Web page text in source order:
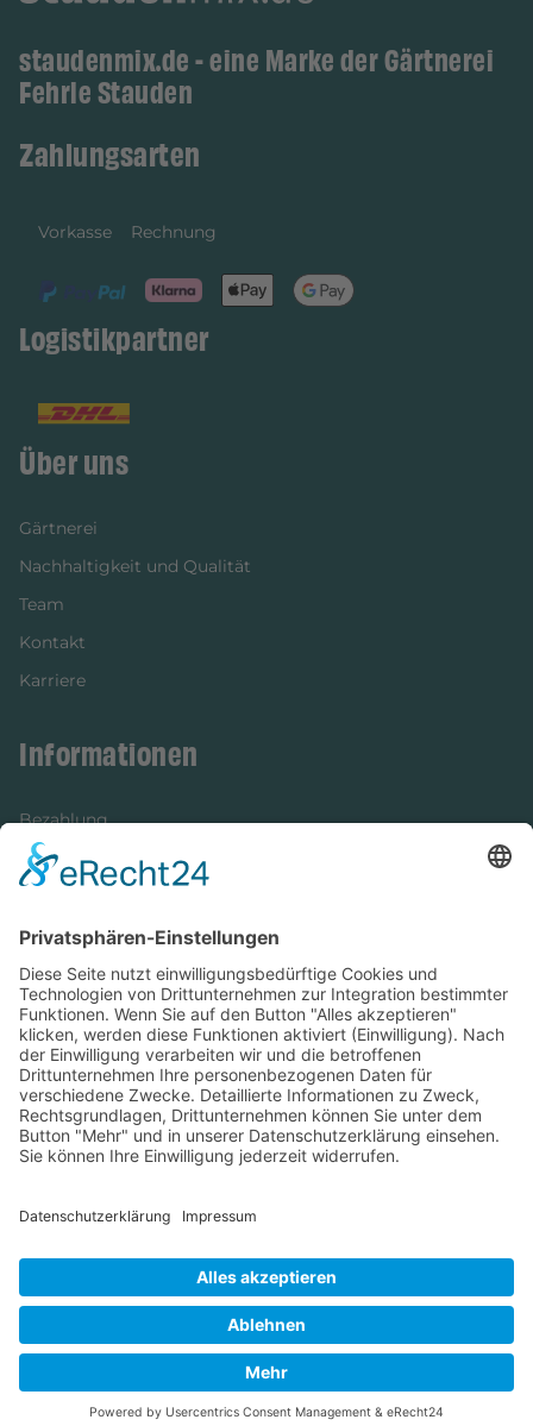
staudenmix.de - eine Marke der Gärtnerei
Fehrle Stauden
Zahlungsarten
Vorkasse Rechnung
Logistikpartner
Über uns
Gärtnerei
Nachhaltigkeit und Qualität
Team
Kontakt
Karriere
Informationen
Bezahlung
Newsletter
Versandinformationen
Verfügbarkeit/Verträglichkeit
Rechtliches
Widerrufsrecht und Widerrufsformular
Impressum
Datenschutzerklärung
Cookie-Einstellungen
AGB
Streitbeilegungsstelle
Vertrag widerrufen